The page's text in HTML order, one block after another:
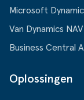
Microsoft
Van Dynamics
Business Central
Oplossingen